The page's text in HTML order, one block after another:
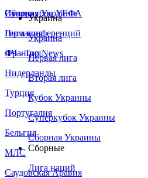
Сборная Украины
Италия
Германия
Франция
Нидерланды
Турция
Португалия
Бельгия
МЛС
Саудовская Аравия
Суперкубок УЕФА
Лига конференций
ЛЧ - Top News
Украина
Украина
Первая лига
Вторая лига
Кубок Украины
Суперкубок Украины
Сборная Украины
Сборные
Лига наций